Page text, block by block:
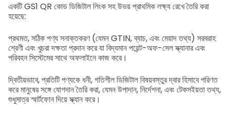
একটি GS1 QR কোড ডিজিটাল লিংক সহ উভয় প্রাথমিক লক্ষ্য রেখে তৈরি করা
হয়েছে:
প্রথমত, সঠিক পণ্য সনাক্তকরণ (যেমন GTIN, ব্যাচ, এবং মেয়াদ তথ্য) সরবরাহ
শ্রেণী এবং খুচরা দক্ষতা প্রদান করে যা বিদ্যমান পয়েন্ট-অফ-সেল স্ক্যানার এবং
পরিবহন সিস্টেমের সাথে অফলাইনে কাজ করে।
দ্বিতীয়ভাবে, প্রতিটি পণ্যকে ধনী, গতিশীল ডিজিটাল বিষয়বস্তুর দ্বার হিসাবে পরিণত
করে মানুষের সঙ্গে যোগদান তৈরি করা, যেমন উপাদান, নির্দেশনা, এবং টেকসইয়তা তথ্য,
শুধুমাত্র স্মার্টফোন দিয়ে স্ক্যান করে।